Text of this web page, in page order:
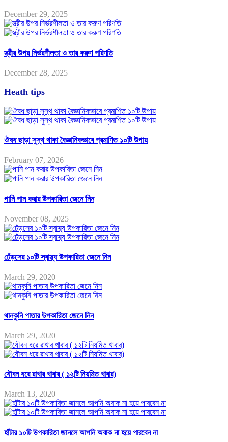
December 29, 2025
স্ত্রীর উপর নির্ভরশীলতা ও তার করুণ পরিণতি
December 28, 2025
Heath tips
ঔষধ ছাড়া সুস্থ থাকা বৈজ্ঞানিকভাবে প্রমাণিত ১০টি উপায়
February 07, 2026
পানি পান করার উপকারিতা জেনে নিন
November 08, 2025
ঢেঁড়সের ১০টি স্বাস্থ্য উপকারিতা জেনে নিন
March 29, 2020
থানকুনি পাতার উপকারিতা জেনে নিন
March 29, 2020
যৌবন ধরে রাখার খাবার ( ১২টি নিয়মিত খাবার)
March 13, 2020
হাঁটার ১০টি উপকারিতা জানলে আপনি অবাক না হয়ে পারবেন না